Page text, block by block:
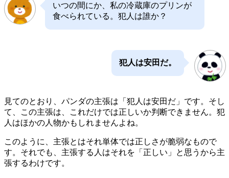
いつの間にか、私の冷蔵庫のプリンが
食べられている。犯人は誰か？
犯人は安田だ。
見てのとおり、パンダの主張は「犯人は安田だ」です。そし
て、この主張は、これだけでは正しいか判断できません。犯
人はほかの人物かもしれませんよね。
このように、主張とはそれ単体では正しさが脆弱なもので
す。それでも、主張する人はそれを「正しい」と思うから主
張するわけです。